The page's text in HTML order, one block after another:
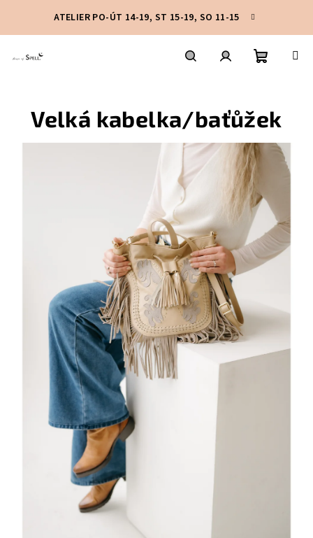
obsah
ATELIER PO-ÚT 14-19, ST 15-19, SO 11-15
košík
Velká kabelka/baťůžek